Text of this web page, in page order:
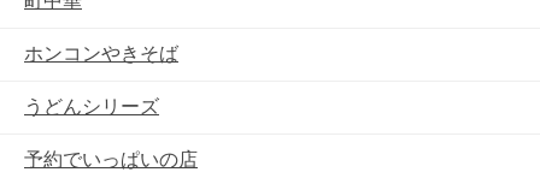
ホンコンやきそば
うどんシリーズ
予約でいっぱいの店